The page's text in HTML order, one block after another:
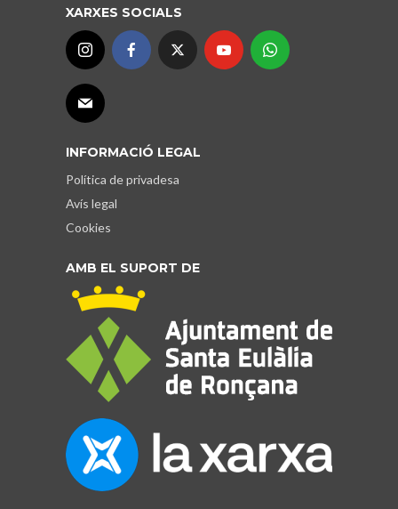
XARXES SOCIALS
INFORMACIÓ LEGAL
Política de privadesa
Avís legal
Cookies
AMB EL SUPORT DE